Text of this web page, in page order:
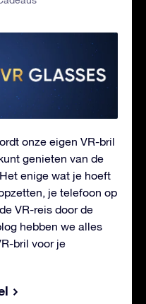
onze eigen VR-bril
genieten van de
enige wat je hoeft
je telefoon op
VR-reis door de
hebben we alles
bril voor je